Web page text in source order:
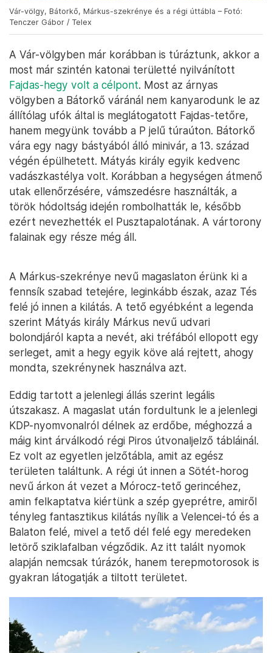
Vár-völgy, Bátorkő, Márkus-szekrénye és a régi úttábla – Fotó:
Tenczer Gábor / Telex
A Vár-völgyben már korábban is túráztunk, akkor a
most már szintén katonai területté nyilvánított
Fajdas-hegy volt a célpont. Most az árnyas
völgyben a Bátorkő váránál nem kanyarodunk le az
állítólag ufók által is meglátogatott Fajdas-tetőre,
hanem megyünk tovább a P jelű túraúton. Bátorkő
vára egy nagy bástyából álló minivár, a 13. század
végén épülhetett. Mátyás király egyik kedvenc
vadászkastélya volt. Korábban a hegységen átmenő
utak ellenőrzésére, vámszedésre használták, a
török hódoltság idején rombolhatták le, később
ezért nevezhették el Pusztapalotának. A vártorony
falainak egy része még áll.
A Márkus-szekrénye nevű magaslaton érünk ki a
fennsík szabad tetejére, leginkább észak, azaz Tés
felé jó innen a kilátás. A tető egyébként a legenda
szerint Mátyás király Márkus nevű udvari
bolondjáról kapta a nevét, aki tréfából ellopott egy
serleget, amit a hegy egyik köve alá rejtett, ahogy
mondta, szekrénynek használva azt.
Eddig tartott a jelenlegi állás szerint legális
útszakasz. A magaslat után fordultunk le a jelenlegi
KDP-nyomvonalról délnek az erdőbe, méghozzá a
máig kint árválkodó régi Piros útvonaljelző tábláinál.
Ez volt az egyetlen jelzőtábla, amit az egész
területen találtunk. A régi út innen a Sötét-horog
nevű árkon át vezet a Mórocz-tető gerincéhez,
amin felkaptatva kiértünk a szép gyeprétre, amiről
tényleg fantasztikus kilátás nyílik a Velencei-tó és a
Balaton felé, mivel a tető dél felé egy meredeken
letörő sziklafalban végződik. Az itt talált nyomok
alapján nemcsak túrázók, hanem terepmotorosok is
gyakran látogatják a tiltott területet.